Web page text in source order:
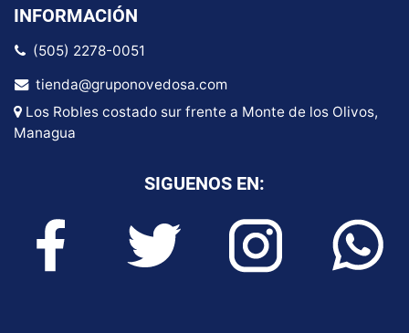
INFORMACIÓN
(505) 2278-0051
tienda@gruponovedosa.com
Los Robles costado sur frente a Monte de los Olivos,
Managua
SIGUENOS EN: